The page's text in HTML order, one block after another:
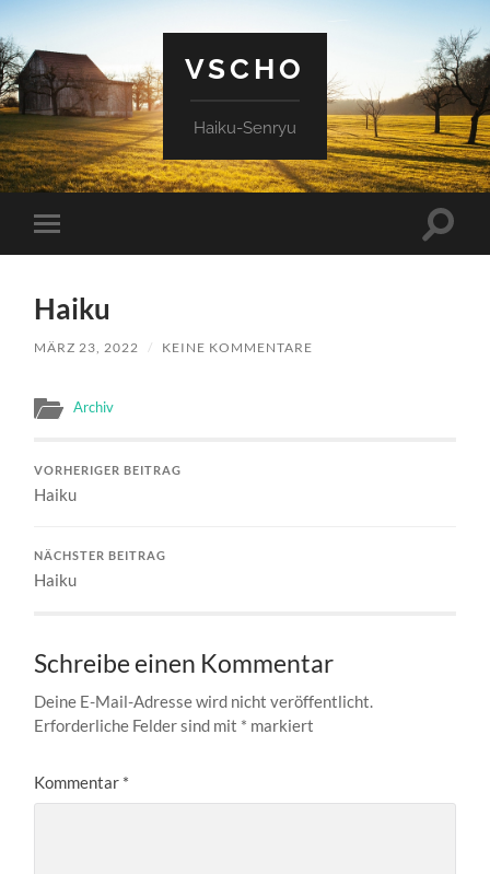
VSCHO
Haiku-Senryu
Mobile-
Menü
Haiku
MÄRZ 23, 2022 / KEINE KOMMENTARE
Archiv
VORHERIGER BEITRAG
Haiku
NÄCHSTER BEITRAG
Haiku
Schreibe einen Kommentar
Deine E-Mail-Adresse wird nicht veröffentlicht.
Erforderliche Felder sind mit * markiert
Kommentar *